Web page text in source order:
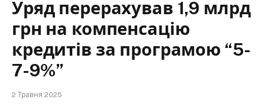
Уряд перерахував 1,9 млрд
грн на компенсацію
кредитів за програмою “5-
7-9%”
2 Травня 2025